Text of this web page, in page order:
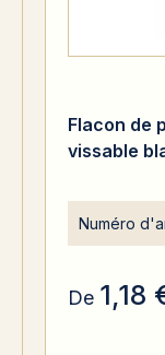
Flacon de
vissable
Numéro
De 1,18